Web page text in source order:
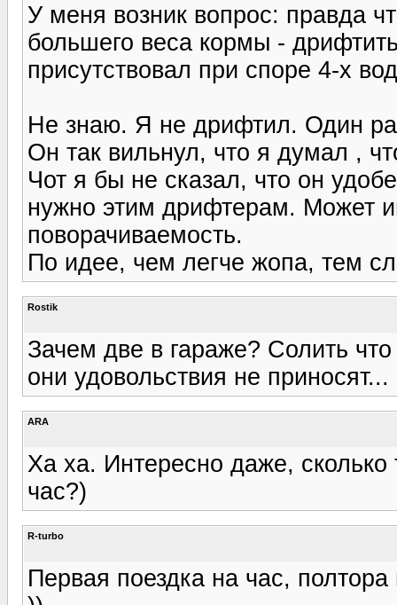
У меня возник вопрос: правда
большего веса кормы -
присутствовал при споре 4-х
Не знаю. Я не дрифтил. Один
Он так вильнул, что я думал ,
Чот я бы не сказал, что он
нужно этим дрифтерам. Может
поворачиваемость.
По идее, чем легче жопа, тем
Rostik
Зачем две в гараже? Солить
они удовольствия не приносят...
ARA
Ха ха. Интересно даже,
час?)
R-turbo
Первая поездка на час,